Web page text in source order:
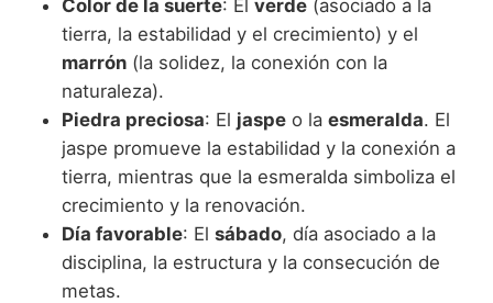
Color de la suerte: El verde (asociado a la
tierra, la estabilidad y el crecimiento) y el
marrón (la solidez, la conexión con la
naturaleza).
Piedra preciosa: El jaspe o la esmeralda. El
jaspe promueve la estabilidad y la conexión a
tierra, mientras que la esmeralda simboliza el
crecimiento y la renovación.
Día favorable: El sábado, día asociado a la
disciplina, la estructura y la consecución de
metas.